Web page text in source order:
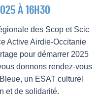
À 16H30
des Scop et Scic
Active Airdie-Occitanie
pour démarrer 2025
donnons rendez-vous
un ESAT culturel
et de solidarité.